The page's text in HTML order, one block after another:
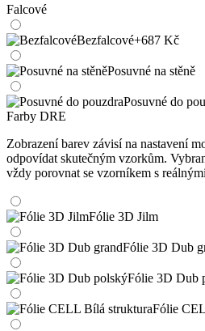
Falcové
Bezfalcové+687 Kč
Posuvné na stěně
Posuvné do
Farby DRE
Zobrazení barev závisí na nastavení
odpovídat skutečným vzorkům.
vždy porovnat se vzorníkem s
Fólie 3D Jilm
Fólie 3D Dub
Fólie 3D Dub
Fólie